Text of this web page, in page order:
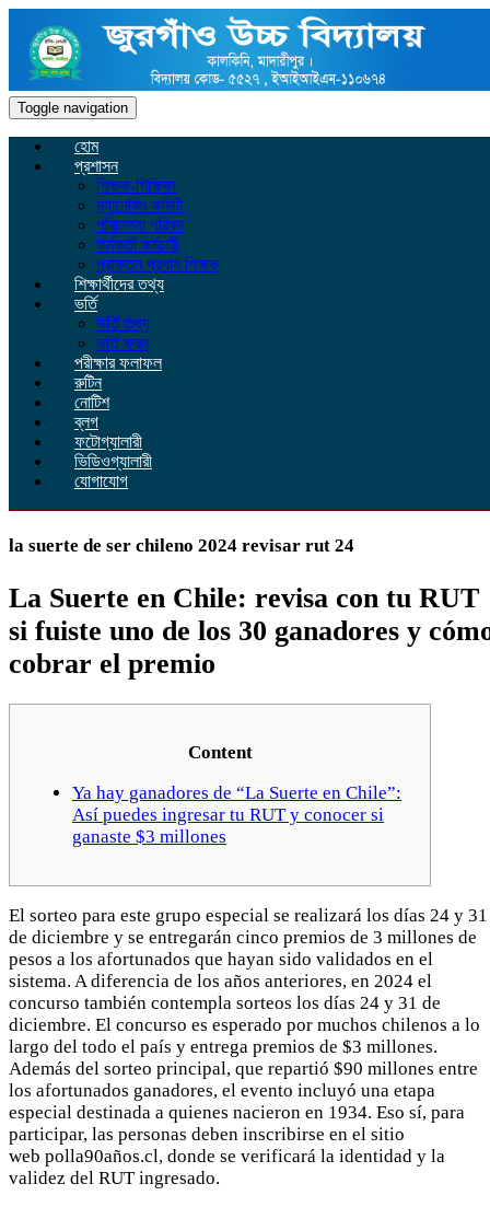
Toggle navigation
হোম
প্রশাসন
শিক্ষক-শিক্ষিকা
ম্যানেজিং কমিটি
পরিচালনা পরিষদ
কর্মকর্তা কর্মচারী
প্রাক্তন প্রধান শিক্ষক
শিক্ষার্থীদের তথ্য
ভর্তি
ভর্তি তথ্য
ভর্তি ফরম
পরীক্ষার ফলাফল
রুটিন
নোটিশ
ব্লগ
ফটোগ্যালারী
ভিডিওগ্যালারী
যোগাযোগ
la suerte de ser chileno 2024 revisar rut 24
La Suerte en Chile: revisa con tu RUT
si fuiste uno de los 30 ganadores y
cobrar el premio
Content
Ya hay ganadores de “La Suerte en Chile”:
Así puedes ingresar tu RUT y conocer si
ganaste $3 millones
El sorteo para este grupo especial se realizará los días 24 y 31
de diciembre y se entregarán cinco premios de 3 millones de
pesos a los afortunados que hayan sido validados en el
sistema. A diferencia de los años anteriores, en 2024 el
concurso también contempla sorteos los días 24 y 31 de
diciembre. El concurso es esperado por muchos chilenos a lo
largo del todo el país y entrega premios de $3 millones.
Además del sorteo principal, que repartió $90 millones entre
los afortunados ganadores, el evento incluyó una etapa
especial destinada a quienes nacieron en 1934. Eso sí, para
participar, las personas deben inscribirse en el sitio
web polla90años.cl, donde se verificará la identidad y la
validez del RUT ingresado.